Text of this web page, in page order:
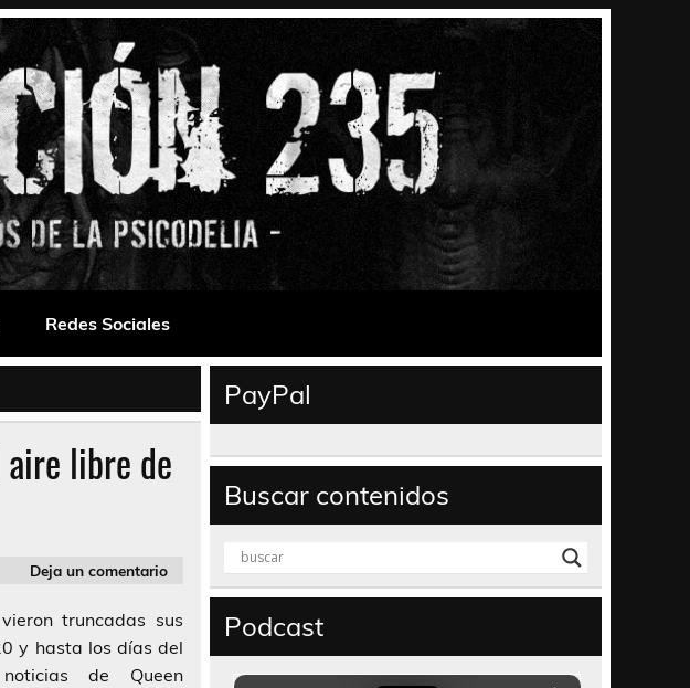
Redes Sociales
libre de
Deja un comentario
truncadas sus
y hasta los días del
de Queen
PayPal
Buscar contenidos
Podcast